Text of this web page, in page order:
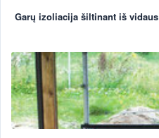
Garų izoliacija šiltinant iš vidaus